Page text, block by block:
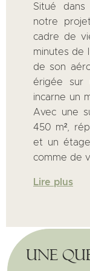
Situé dans
notre
cadre de
minutes de
de son
érigée sur
incarne un
Avec une
450 m²,
et un
comme de
Lire plus
Une